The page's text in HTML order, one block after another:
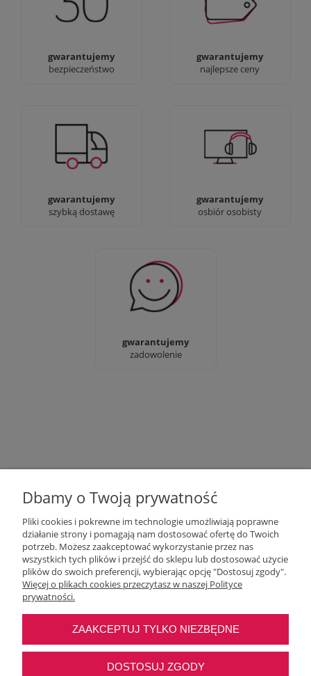
gwarantujemy
bezpieczeństwo
Jesteśmy firmą z 30-
gwarantujemy
najlepsze ceny
Ciężko pracujemy aby
zapewnić najlepsze
gwarantujemy
szybką dostawę
90% dostaw następnego
dnia, bez dopłat!
gwarantujemy
osbiór osobisty
Jesteśmy prawdziwi :)
możesz przyjść i
gwarantujemy
zadowolenie
Sprawdź nasze 100%
zadowolenia Klientów
Moje konto
Najczęstsze pytania
Dbamy o Twoją prywatność
Pliki cookies i pokrewne im technologie umożliwiają poprawne
działanie strony i pomagają nam dostosować ofertę do Twoich
potrzeb. Możesz zaakceptować wykorzystanie przez nas
wszystkich tych plików i przejść do sklepu lub dostosować użycie
plików do swoich preferencji, wybierając opcję "Dostosuj zgody".
Więcej o plikach cookies przeczytasz w naszej Polityce
prywatności.
ZAAKCEPTUJ TYLKO NIEZBĘDNE
DOSTOSUJ ZGODY